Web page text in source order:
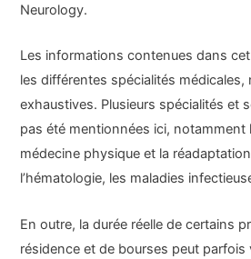
Neurology.
Les informations contenues dans
les différentes spécialités médicales,
exhaustives. Plusieurs spécialités et
pas été mentionnées ici, notamment
médecine physique et la réadaptation
l’hématologie, les maladies
En outre, la durée réelle de certains
résidence et de bourses peut parfois